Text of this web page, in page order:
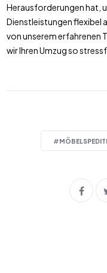
Herausforderungen hat,
Dienstleistungen flexibel
von unserem erfahrenen
wir Ihren Umzug so
#